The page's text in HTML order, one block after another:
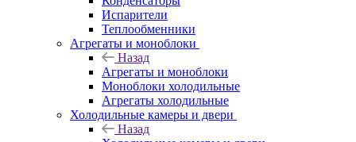
Испарители
Теплообменники
Агрегаты и моноблоки
Назад
Агрегаты и моноблоки
Моноблоки холодильные
Агрегаты холодильные
Холодильные камеры и двери
Назад